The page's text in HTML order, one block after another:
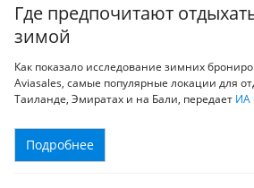
Где предпочитают
зимой
Как показало исследование зимних
Аviasales, самые популярные локации для
Таиланде, Эмиратах и на Бали, передает ИА
Подробнее